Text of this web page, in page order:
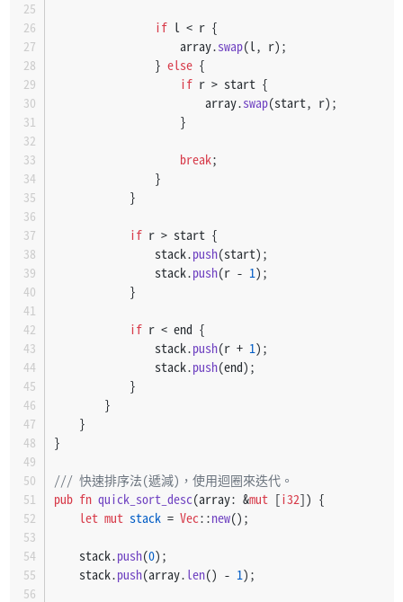
if l < r {
                    array.
swap(l, r);
                }
else {
if r > start {
                        array.
swap(start, r);
                    }
break;
                }
            }
if r > start {
                stack.
push(start);
                stack.
push(r - 1);
            }
if r < end {
                stack.
push(r + 1);
                stack.
push(end);
            }
        }
    }
}
/// 快速排序法(遞減)，使用迴圈來迭代。
pub fn quick_sort_desc(array: &mut [i32]) {
let mut stack = Vec::new();
    stack.
push(0);
    stack.
push(array. len() - 1);